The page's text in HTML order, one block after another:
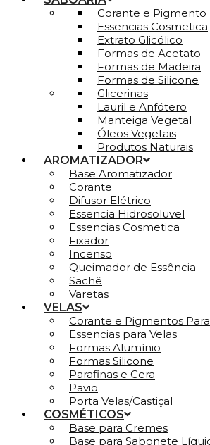
Corante e Pigmento
Essencias Cosmetica
Extrato Glicólico
Formas de Acetato
Formas de Madeira
Formas de Silicone
Glicerinas
Lauril e Anfótero
Manteiga Vegetal
Óleos Vegetais
Produtos Naturais
AROMATIZADOR
Base Aromatizador
Corante
Difusor Elétrico
Essencia Hidrosoluvel
Essencias Cosmetica
Fixador
Incenso
Queimador de Essência
Sachê
Varetas
VELAS
Corante e Pigmentos
Essencias para Velas
Formas Alumínio
Formas Silicone
Parafinas e Cera
Pavio
Porta Velas/Castiçal
COSMÉTICOS
Base para Cremes
Base para Sabonete